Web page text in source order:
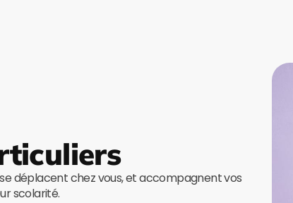
déplacent chez vous, et accompagnent vos
scolarité.